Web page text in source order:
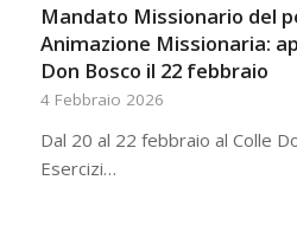
Mandato Missionario del
Animazione Missionaria:
Don Bosco il 22 febbraio
4 Febbraio 2026
Dal 20 al 22 febbraio al Colle
Esercizi…